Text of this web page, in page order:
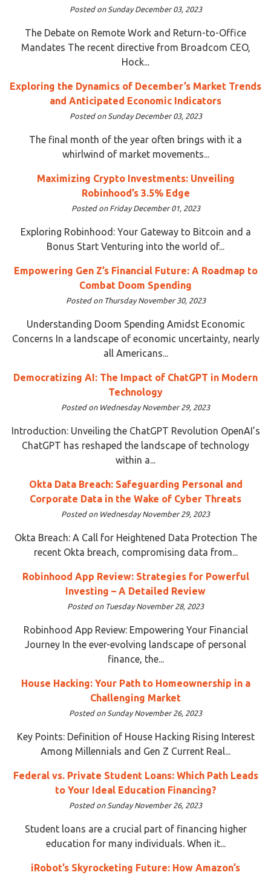
Posted on Sunday December 03, 2023
The Debate on Remote Work and Return-to-Office
Mandates The recent directive from Broadcom CEO,
Hock...
Exploring the Dynamics of December’s Market Trends
and Anticipated Economic Indicators
Posted on Sunday December 03, 2023
The final month of the year often brings with it a
whirlwind of market movements...
Maximizing Crypto Investments: Unveiling
Robinhood’s 3.5% Edge
Posted on Friday December 01, 2023
Exploring Robinhood: Your Gateway to Bitcoin and a
Bonus Start Venturing into the world of...
Empowering Gen Z’s Financial Future: A Roadmap to
Combat Doom Spending
Posted on Thursday November 30, 2023
Understanding Doom Spending Amidst Economic
Concerns In a landscape of economic uncertainty, nearly
all Americans...
Democratizing AI: The Impact of ChatGPT in Modern
Technology
Posted on Wednesday November 29, 2023
Introduction: Unveiling the ChatGPT Revolution OpenAI’s
ChatGPT has reshaped the landscape of technology
within a...
Okta Data Breach: Safeguarding Personal and
Corporate Data in the Wake of Cyber Threats
Posted on Wednesday November 29, 2023
Okta Breach: A Call for Heightened Data Protection The
recent Okta breach, compromising data from...
Robinhood App Review: Strategies for Powerful
Investing – A Detailed Review
Posted on Tuesday November 28, 2023
Robinhood App Review: Empowering Your Financial
Journey In the ever-evolving landscape of personal
finance, the...
House Hacking: Your Path to Homeownership in a
Challenging Market
Posted on Sunday November 26, 2023
Key Points: Definition of House Hacking Rising Interest
Among Millennials and Gen Z Current Real...
Federal vs. Private Student Loans: Which Path Leads
to Your Ideal Education Financing?
Posted on Sunday November 26, 2023
Student loans are a crucial part of financing higher
education for many individuals. When it...
iRobot’s Skyrocketing Future: How Amazon’s